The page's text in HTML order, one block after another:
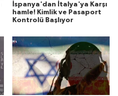
İspanya'dan İtalya'ya Karşı
hamle! Kimlik ve Pasaport
Kontrolü Başlıyor